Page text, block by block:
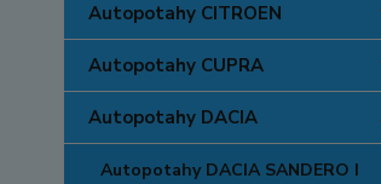
Autopotahy CITROEN
Autopotahy CUPRA
Autopotahy DACIA
Autopotahy DACIA SANDERO I